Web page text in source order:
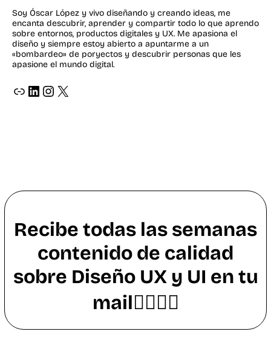
Soy Óscar López y vivo diseñando y creando ideas, me
encanta descubrir, aprender y compartir todo lo que aprendo
sobre entornos, productos digitales y UX. Me apasiona el
diseño y siempre estoy abierto a apuntarme a un
«bombardeo» de poryectos y descubrir personas que les
apasione el mundo digital.
ir a página web de oscar lopez diseñador grafico y web ir a perfil de LinkedIn de oscar lopez ir a perfil de instagram de oscar lopez _osvat X
Recibe todas las semanas
contenido de calidad
sobre Diseño UX y UI en tu
mail👇🏼👇🏼